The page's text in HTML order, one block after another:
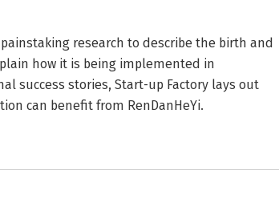
research to describe the birth and
how it is being implemented in
success stories, Start-up Factory lays out
can benefit from RenDanHeYi.